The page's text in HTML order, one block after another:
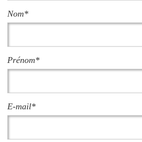
Nom*
Prénom*
E-mail*